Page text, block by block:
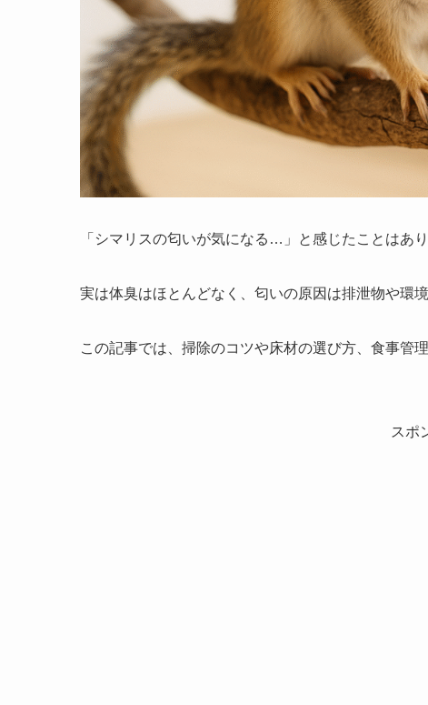
「シマリスの匂いが気になる…」と感じたことはあ
実は体臭はほとんどなく、匂いの原因は排泄物や環境
この記事では、掃除のコツや床材の選び方、食事管
スポ